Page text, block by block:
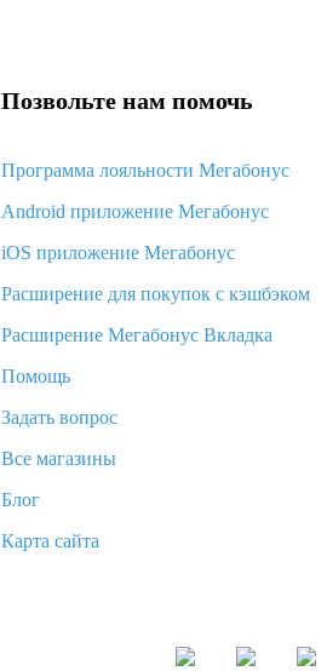
Позвольте нам помочь
Программа лояльности Мегабонус
Android приложение Мегабонус
iOS приложение Мегабонус
Расширение для покупок с кэшбэком
Расширение Мегабонус Вкладка
Помощь
Задать вопрос
Все магазины
Блог
Карта сайта